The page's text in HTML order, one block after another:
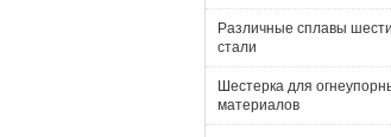
Различные сплавы
стали
Шестерка для
материалов